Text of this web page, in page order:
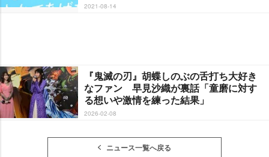
2021-08-14
『鬼滅の刃』胡蝶しのぶの舌打ち大好き
なファン 早見沙織が裏話「童磨に対す
る想いや激情を練った結果」
2026-02-08
ニュース一覧へ戻る